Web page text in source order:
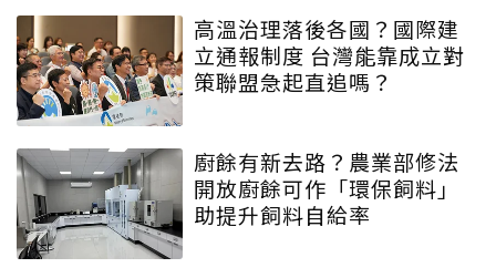
高溫治理落後各國？國際建
立通報制度 台灣能靠成立對
策聯盟急起直追嗎？
廚餘有新去路？農業部修法
開放廚餘可作「環保飼料」
助提升飼料自給率